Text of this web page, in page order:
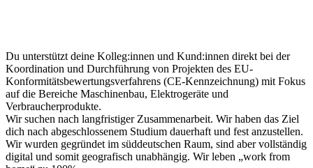
Du unterstützt deine Kolleg:innen und Kund:innen direkt bei der
Koordination und Durchführung von Projekten des EU-
Konformitätsbewertungsverfahrens (CE-Kennzeichnung) mit Fokus
auf die Bereiche Maschinenbau, Elektrogeräte und
Verbraucherprodukte.
Wir suchen nach langfristiger Zusammenarbeit. Wir haben das Ziel
dich nach abgeschlossenem Studium dauerhaft und fest anzustellen.
Wir wurden gegründet im süddeutschen Raum, sind aber vollständig
digital und somit geografisch unabhängig. Wir leben „work from